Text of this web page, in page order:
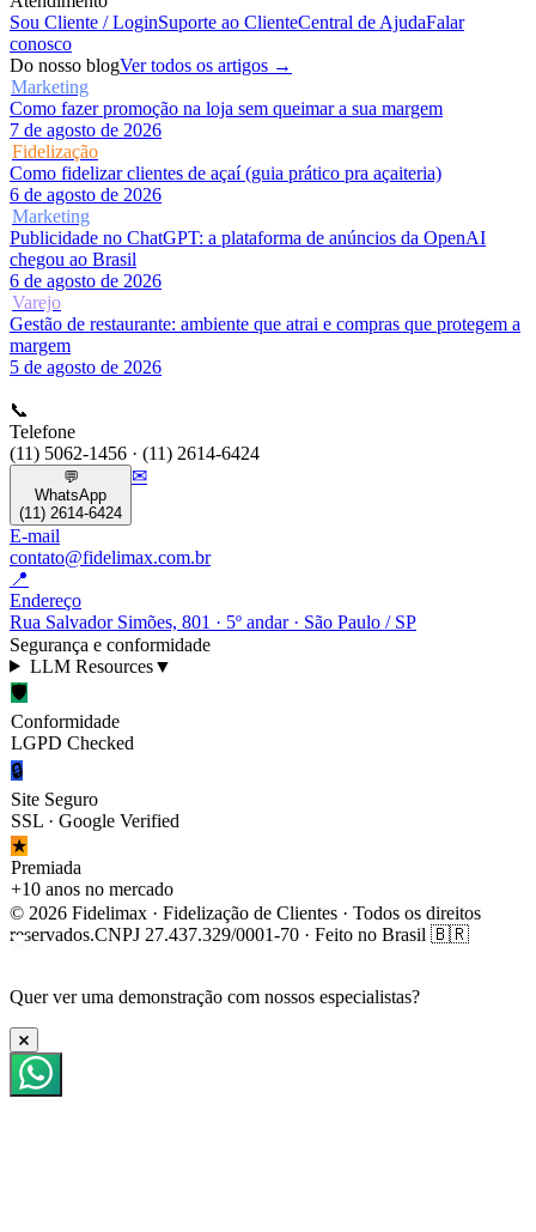
Sou Cliente / LoginSuporte ao ClienteCentral de AjudaFalar
conosco
Do nosso blogVer todos os artigos →
Marketing
Como fazer promoção na loja sem queimar a sua margem
7 de agosto de 2026
Fidelização
Como fidelizar clientes de açaí (guia prático pra açaiteria)
6 de agosto de 2026
Marketing
Publicidade no ChatGPT: a plataforma de anúncios da OpenAI
chegou ao Brasil
6 de agosto de 2026
Varejo
Gestão de restaurante: ambiente que atrai e compras que protegem a
margem
5 de agosto de 2026
📞
Telefone
(11) 5062-1456 · (11) 2614-6424
💬
WhatsApp
(11) 2614-6424
✉
E-mail
contato@fidelimax.com.br
📍
Endereço
Rua Salvador Simões, 801 · 5º andar · São Paulo / SP
Segurança e conformidade
LLM Resources▼
🛡
Conformidade
LGPD Checked
🔒
Site Seguro
SSL · Google Verified
★
Premiada
+10 anos no mercado
© 2026 Fidelimax · Fidelização de Clientes · Todos os direitos
reservados.CNPJ 27.437.329/0001-70 · Feito no Brasil 🇧🇷
Quer ver uma demonstração com nossos especialistas?